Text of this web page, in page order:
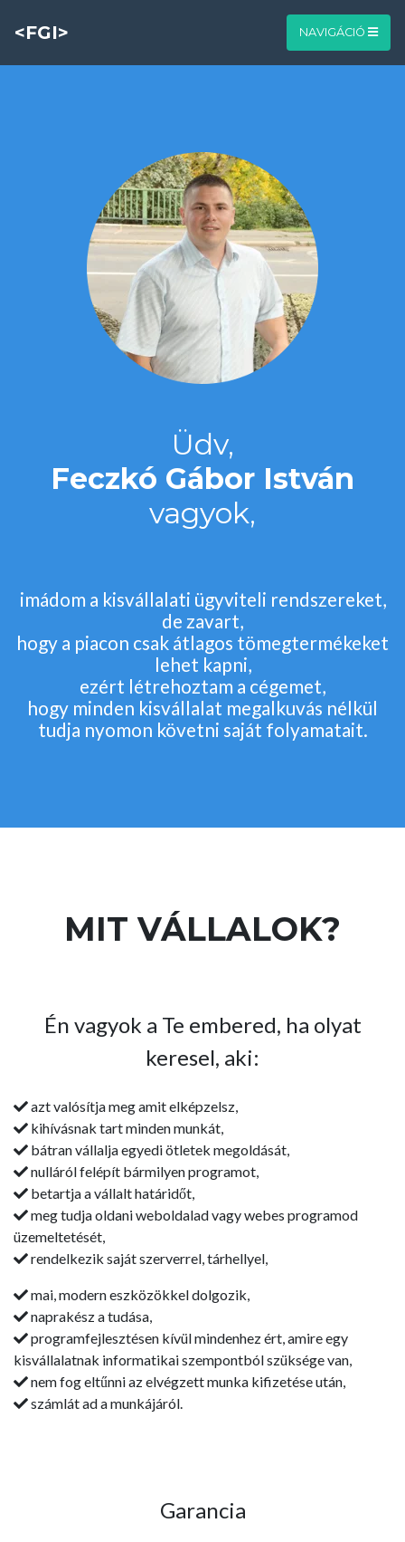
<FGI> NAVIGÁCIÓ
Üdv,
Feczkó Gábor István
vagyok,
imádom a kisvállalati ügyviteli rendszereket,
de zavart,
hogy a piacon csak átlagos tömegtermékeket
lehet kapni,
ezért létrehoztam a cégemet,
hogy minden kisvállalat megalkuvás nélkül
tudja nyomon követni saját folyamatait.
MIT VÁLLALOK?
Én vagyok a Te embered, ha olyat
keresel, aki:
azt valósítja meg amit elképzelsz,
kihívásnak tart minden munkát,
bátran vállalja egyedi ötletek megoldását,
nulláról felépít bármilyen programot,
betartja a vállalt határidőt,
meg tudja oldani weboldalad vagy webes programod
üzemeltetését,
rendelkezik saját szerverrel, tárhellyel,
mai, modern eszközökkel dolgozik,
naprakész a tudása,
programfejlesztésen kívül mindenhez ért, amire egy
kisvállalatnak informatikai szempontból szüksége van,
nem fog eltűnni az elvégzett munka kifizetése után,
számlát ad a munkájáról.
Garancia